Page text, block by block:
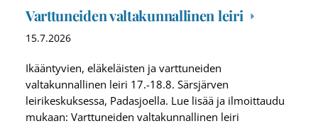
Varttuneiden valtakunnallinen leiri
15.7.2026
Ikääntyvien, eläkeläisten ja varttuneiden
valtakunnallinen leiri 17.-18.8. Särsjärven
leirikeskuksessa, Padasjoella. Lue lisää ja ilmoittaudu
mukaan: Varttuneiden valtakunnallinen leiri